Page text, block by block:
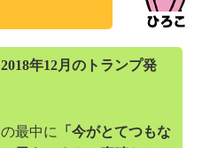
年12月のトランプ発
最中に
「今がとてつもな